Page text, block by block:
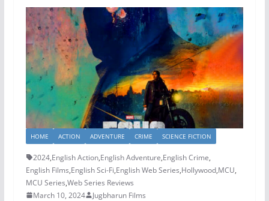
HOME ACTION ADVENTURE CRIME SCIENCE FICTION
2024,English Action,English Adventure,English Crime,
English Films,English Sci-Fi,English Web Series,Hollywood,MCU,
MCU Series,Web Series Reviews
March 10, 2024
Jugbharun Films